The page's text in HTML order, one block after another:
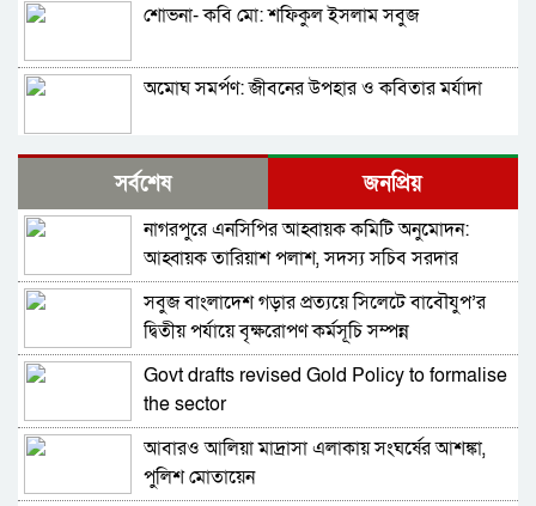
শোভনা- কবি মো: শফিকুল ইসলাম সবুজ
অমোঘ সমর্পণ: জীবনের উপহার ও কবিতার মর্যাদা
বইমেলা শেষ, ঈদের আমেজ—তবুও জ্ঞানের আহ্বান
অম্লান
বিএনপি নেতার অফিস লক্ষ্য করে গুলি-ককটেল
বিস্ফোরণ
কাউছার আরা বেগম’র কাব্যগ্রন্থ ‘হারিয়ে খুঁজি’: হারানো
সময়, স্মৃতি ও স্বপ্নের পুনরাবিষ্কারের কাব্যভ্রমণ
শুরু হলো অমর একুশে বইমেলা
আজ থেকে গুনে গুনে,ভিডিও
সর্বশেষ জনপ্রিয়
নাগরপুরে এনসিপির আহ্বায়ক কমিটি অনুমোদন:
আহ্বায়ক তারিয়াশ পলাশ, সদস্য সচিব সরদার
আশরাফ
সবুজ বাংলাদেশ গড়ার প্রত্যয়ে সিলেটে বাবৌযুপ’র
দ্বিতীয় পর্যায়ে বৃক্ষরোপণ কর্মসূচি সম্পন্ন
Govt drafts revised Gold Policy to formalise
the sector
আবারও আলিয়া মাদ্রাসা এলাকায় সংঘর্ষের আশঙ্কা,
পুলিশ মোতায়েন